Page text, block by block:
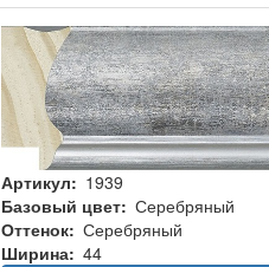
Артикул
1939
Базовый цвет
Серебряный
Оттенок
Серебряный
Ширина
44